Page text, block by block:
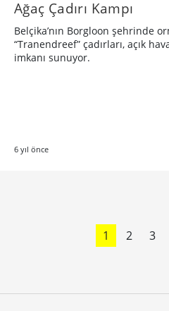
Ağaç Çadırı Kampı
Belçika’nın Borgloon şehrinde
“Tranendreef” çadırları, açık
imkanı sunuyor.
6 yıl önce
1 2 3